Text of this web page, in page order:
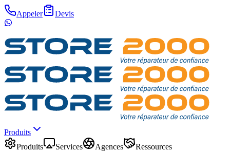
Appeler Devis
Produits
Produits
Services Agences
Ressources